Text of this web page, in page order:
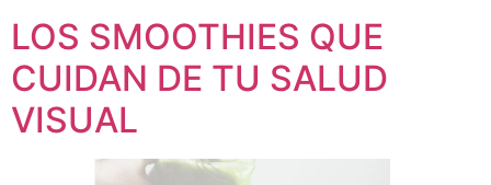
LOS SMOOTHIES QUE
CUIDAN DE TU SALUD
VISUAL